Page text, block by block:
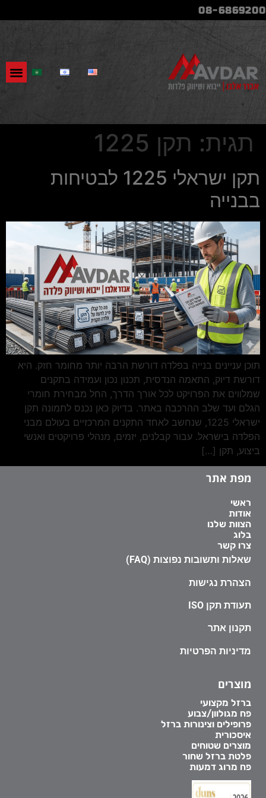
08-6869200
תגית: תקן 1225
תקן ישראלי 1225 לבטיחות
בבנייה
תוכן עניינים בנייה בפלדה דורשת הרבה יותר מחומר חזק. היא
דורשת דיוק, התאמה הנדסית, תכנון נכון ועמידה בתקנים
שמלווים את הפרויקט לכל אורך הדרך, החל מבחירת חומרי
הגלם ועד שלב ההרכבה באתר. בדיוק כאן נכנס לתמונה תקן
ישראלי 1225, שנחשב לאחד התקנים המרכזיים בעולם מבני
הפלדה בישראל. עבור קבלנים, יזמים, מנהלי פרויקטים ואנשי
ביצוע, תקן […]
מפת אתר
ראשי
אודות
הצוות שלנו
בלוג
צרו קשר
שאלות ותשובות נפוצות (FAQ)
הצהרת נגישות
תעודת תקן ISO
תקנון אתר
מדיניות הפרטיות
מוצרים
ברזל מקצועי
פח מגולוון/צבוע
פרופילים וצינורות ברזל
איסכורית
מוצרים שטוחים
פלטת ברזל שחור
פח מרוג דמעות